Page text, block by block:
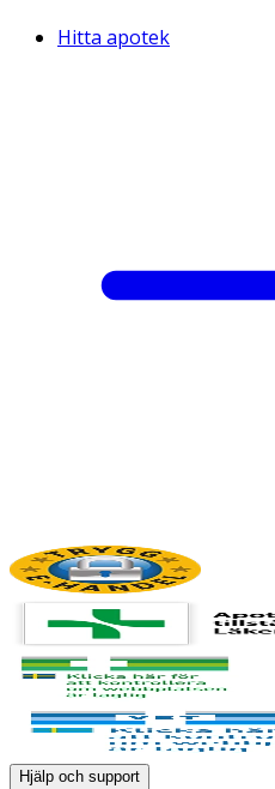
Hitta apotek
Hjälp och support